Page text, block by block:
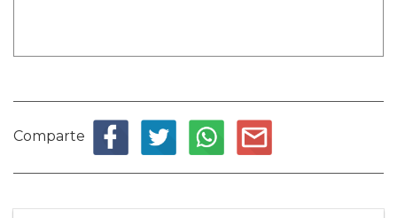
Comparte